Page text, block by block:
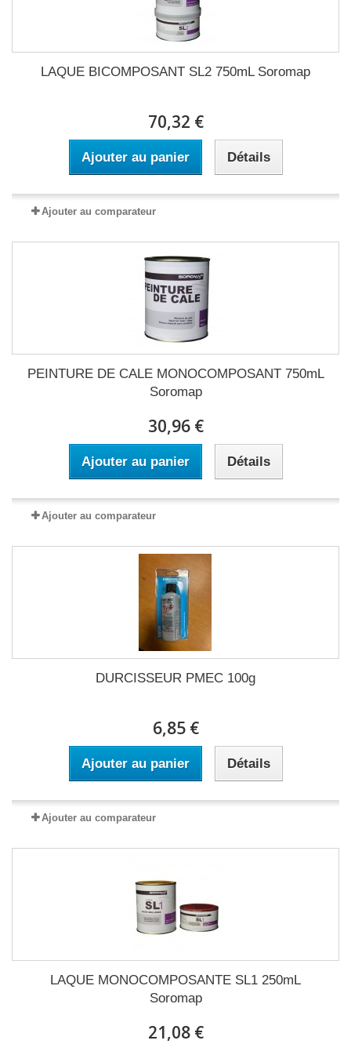
LAQUE BICOMPOSANT SL2 750mL Soromap
70,32 €
Ajouter au panier Détails
Ajouter au comparateur
PEINTURE DE CALE MONOCOMPOSANT 750mL
Soromap
30,96 €
Ajouter au panier Détails
Ajouter au comparateur
DURCISSEUR PMEC 100g
6,85 €
Ajouter au panier Détails
Ajouter au comparateur
LAQUE MONOCOMPOSANTE SL1 250mL
Soromap
21,08 €